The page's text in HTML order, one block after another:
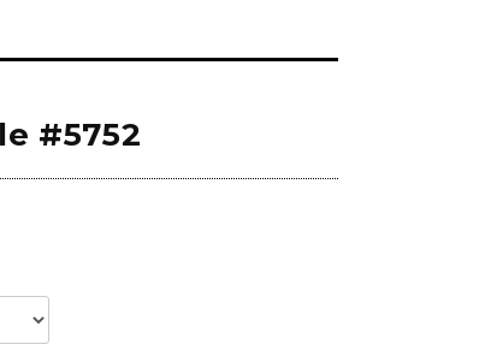
アート&オブジェ
ファッション
#5752